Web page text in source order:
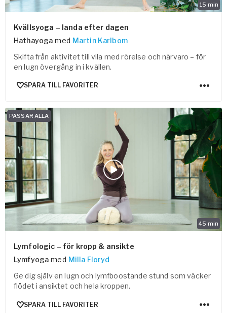
15 min
Kvällsyoga – landa efter dagen
Hathayoga med Martin Karlbom
Skifta från aktivitet till vila med rörelse och närvaro – för
en lugn övergång in i kvällen.
SPARA TILL FAVORITER
45 min
PASSAR ALLA
Lymfologic – för kropp & ansikte
Lymfyoga med Milla Floryd
Ge dig själv en lugn och lymfboostande stund som väcker
flödet i ansiktet och hela kroppen.
SPARA TILL FAVORITER